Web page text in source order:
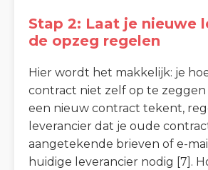
Stap 2: Laat je nieuwe
de opzeg regelen
Hier wordt het makkelijk: je
contract niet zelf op te zeggen
een nieuw contract tekent,
leverancier dat je oude
aangetekende brieven of e-
huidige leverancier nodig [7].